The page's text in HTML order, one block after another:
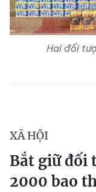
Hai đối
XÃ HỘI
Bắt giữ đối
2000 bao